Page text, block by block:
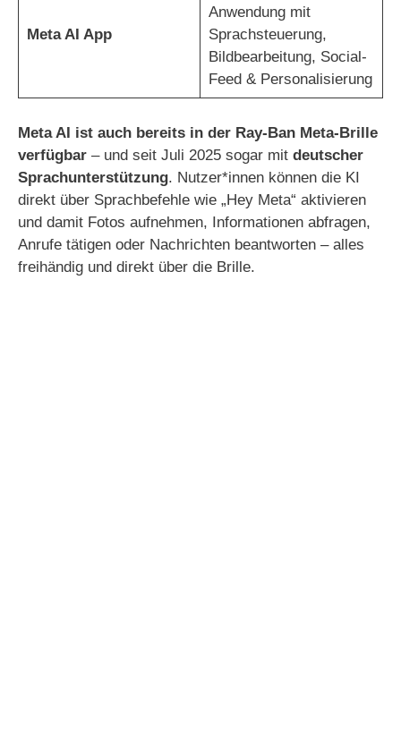
Meta AI App
Anwendung mit
Sprachsteuerung,
Bildbearbeitung, Social-
Feed & Personalisierung
Meta AI ist auch bereits in der Ray-Ban Meta-Brille
verfügbar – und seit Juli 2025 sogar mit deutscher
Sprachunterstützung. Nutzer*innen können die KI
direkt über Sprachbefehle wie „Hey Meta“ aktivieren
und damit Fotos aufnehmen, Informationen abfragen,
Anrufe tätigen oder Nachrichten beantworten – alles
freihändig und direkt über die Brille.